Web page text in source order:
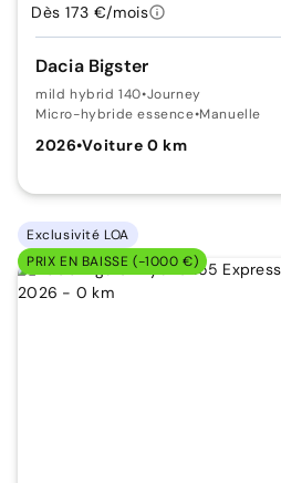
Dacia Bigster
mild hybrid 140•Journey
Micro-hybride essence•Manuelle
2026•Voiture 0 km
Dès 173 €/mois
Exclusivité LOA
PRIX EN BAISSE (-1000 €)